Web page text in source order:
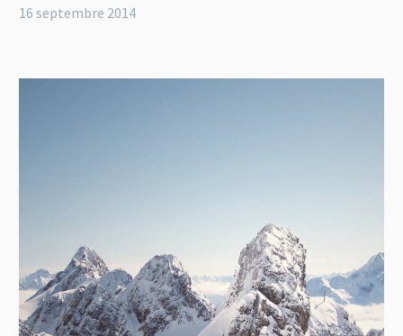
16 septembre 2014